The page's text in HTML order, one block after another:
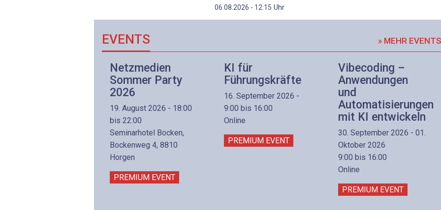
06.08.2026 - 12:15 Uhr
EVENTS » MEHR EVENTS
Netzmedien
Sommer Party
2026
19. August 2026 - 18:00
bis 22:00
Seminarhotel Bocken,
Bockenweg 4, 8810
Horgen
PREMIUM EVENT
KI für
Führungskräfte
16. September 2026 -
9:00 bis 16:00
Online
PREMIUM EVENT
Vibecoding –
Anwendungen
und
Automatisierungen
mit KI entwickeln
30. September 2026 - 01.
Oktober 2026
9:00 bis 16:00
Online
PREMIUM EVENT